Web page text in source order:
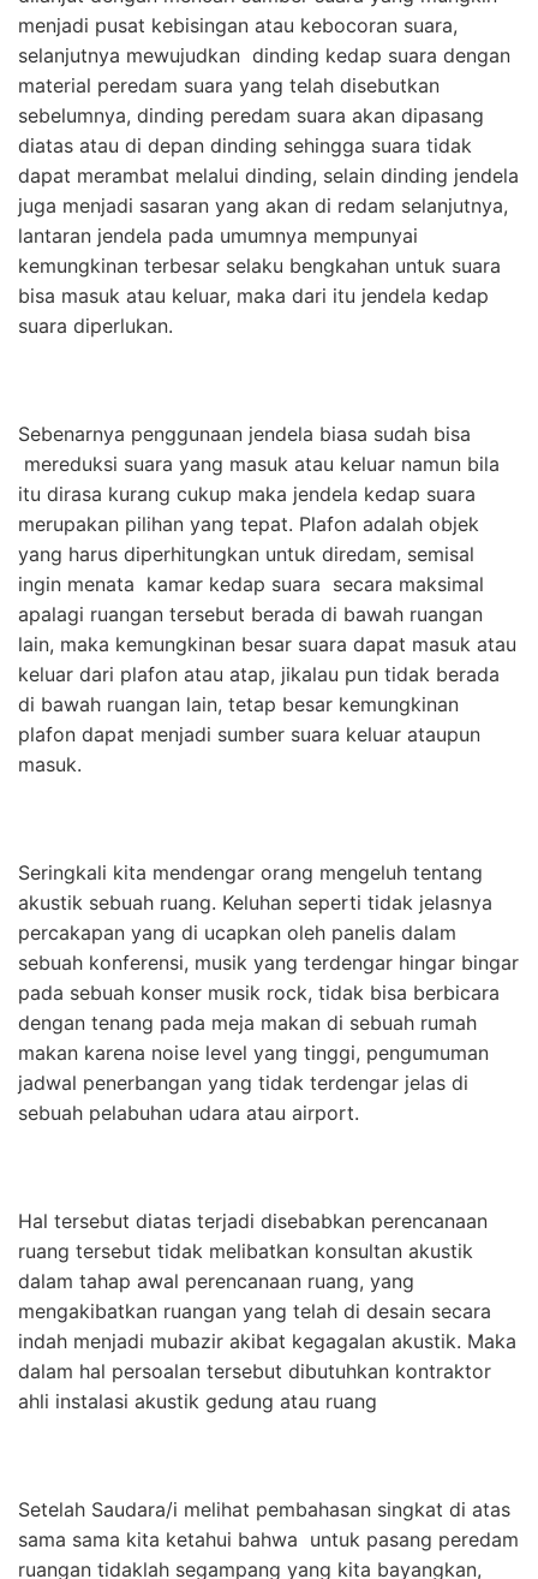
menjadi pusat kebisingan atau kebocoran suara,
selanjutnya mewujudkan dinding kedap suara dengan
material peredam suara yang telah disebutkan
sebelumnya, dinding peredam suara akan dipasang
diatas atau di depan dinding sehingga suara tidak
dapat merambat melalui dinding, selain dinding jendela
juga menjadi sasaran yang akan di redam selanjutnya,
lantaran jendela pada umumnya mempunyai
kemungkinan terbesar selaku bengkahan untuk suara
bisa masuk atau keluar, maka dari itu jendela kedap
suara diperlukan.
Sebenarnya penggunaan jendela biasa sudah bisa
mereduksi suara yang masuk atau keluar namun bila
itu dirasa kurang cukup maka jendela kedap suara
merupakan pilihan yang tepat. Plafon adalah objek
yang harus diperhitungkan untuk diredam, semisal
ingin menata kamar kedap suara secara maksimal
apalagi ruangan tersebut berada di bawah ruangan
lain, maka kemungkinan besar suara dapat masuk atau
keluar dari plafon atau atap, jikalau pun tidak berada
di bawah ruangan lain, tetap besar kemungkinan
plafon dapat menjadi sumber suara keluar ataupun
masuk.
Seringkali kita mendengar orang mengeluh tentang
akustik sebuah ruang. Keluhan seperti tidak jelasnya
percakapan yang di ucapkan oleh panelis dalam
sebuah konferensi, musik yang terdengar hingar bingar
pada sebuah konser musik rock, tidak bisa berbicara
dengan tenang pada meja makan di sebuah rumah
makan karena noise level yang tinggi, pengumuman
jadwal penerbangan yang tidak terdengar jelas di
sebuah pelabuhan udara atau airport.
Hal tersebut diatas terjadi disebabkan perencanaan
ruang tersebut tidak melibatkan konsultan akustik
dalam tahap awal perencanaan ruang, yang
mengakibatkan ruangan yang telah di desain secara
indah menjadi mubazir akibat kegagalan akustik. Maka
dalam hal persoalan tersebut dibutuhkan kontraktor
ahli instalasi akustik gedung atau ruang
Setelah Saudara/i melihat pembahasan singkat di atas
sama sama kita ketahui bahwa untuk pasang peredam
ruangan tidaklah segampang yang kita bayangkan,